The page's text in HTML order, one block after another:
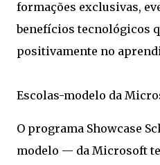
formações exclusivas,
benefícios tecnológicos
positivamente no
Escolas-modelo da
O programa Showcase
modelo — da Microsoft